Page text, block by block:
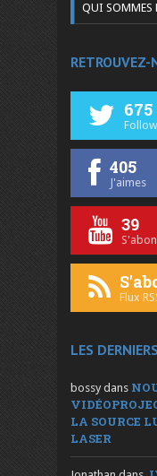
QUI SOMMES
RETROUVEZ-
675
405
J'aimes
39
Flux
LES
bossy dans
LA SOURCE
LASER